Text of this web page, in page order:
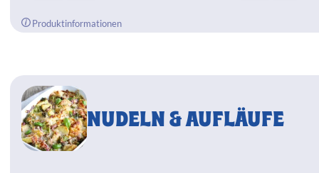
Produktinformationen
NUDELN & AUFLÄUFE